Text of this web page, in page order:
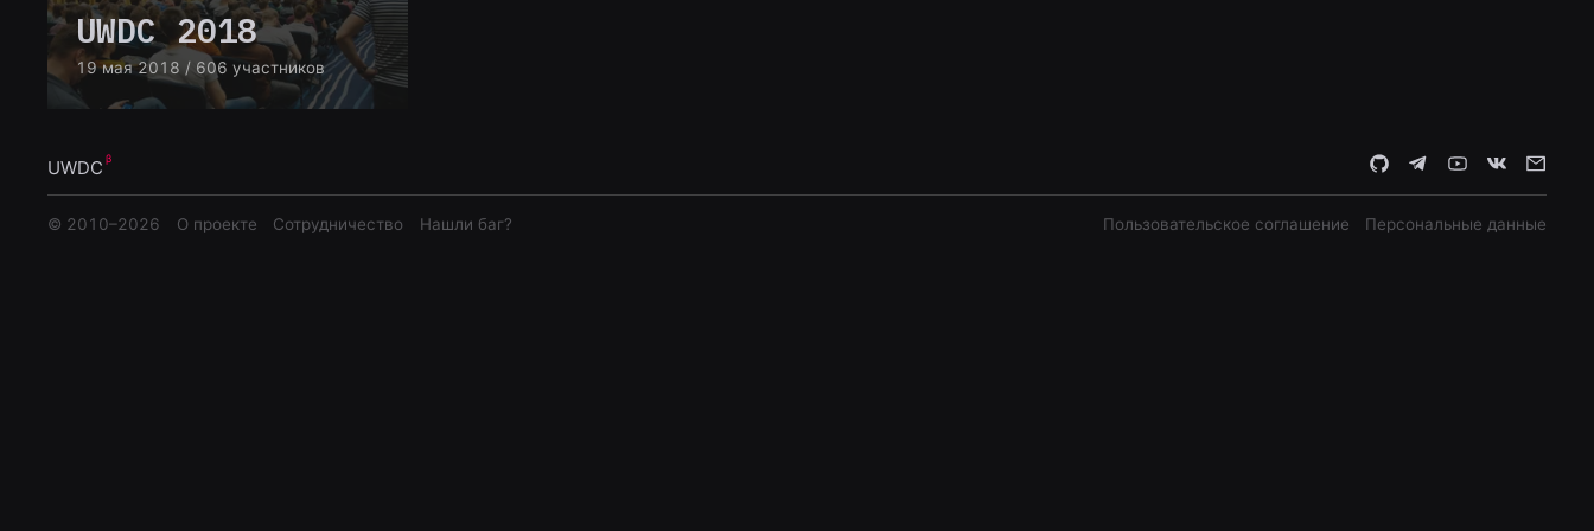
UWDC 2018
19 мая 2018 / 606 участников
UWDC
© 2010–2026 О проекте Сотрудничество Нашли баг? Пользовательское соглашение Персональные данные